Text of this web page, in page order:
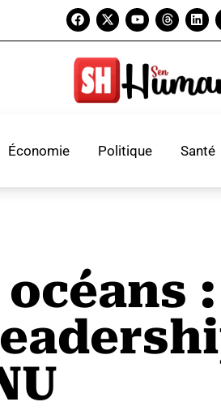
Économie Politique Santé
: